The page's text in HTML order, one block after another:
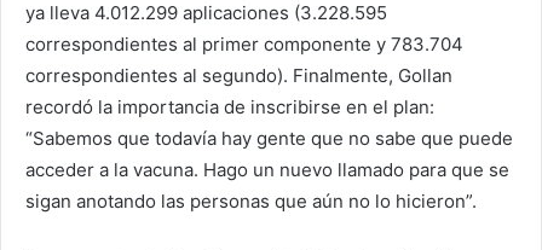
ya lleva 4.012.299 aplicaciones (3.228.595
correspondientes al primer componente y 783.704
correspondientes al segundo). Finalmente, Gollan
recordó la importancia de inscribirse en el plan:
“Sabemos que todavía hay gente que no sabe que puede
acceder a la vacuna. Hago un nuevo llamado para que se
sigan anotando las personas que aún no lo hicieron”.